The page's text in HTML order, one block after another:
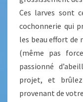
Ces larves sont
cochonnerie qui
les beau effort de
(même pas
passionné
projet, et
provenant de